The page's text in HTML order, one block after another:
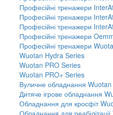
Професійні тренажери
Професійні тренажери
Професійні тренажери
Професійні тренажери
Професійні тренажери
Wuotan Hydra Series
Wuotan PRO Series
Wuotan PRO+ Series
Вуличне обладнання Wuotan
Дитяче ігрове обладнання
Обладнання для кросфіт
Обладнання для